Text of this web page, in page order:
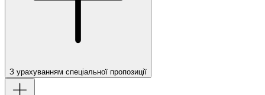
З урахуванням спеціальної пропозиції